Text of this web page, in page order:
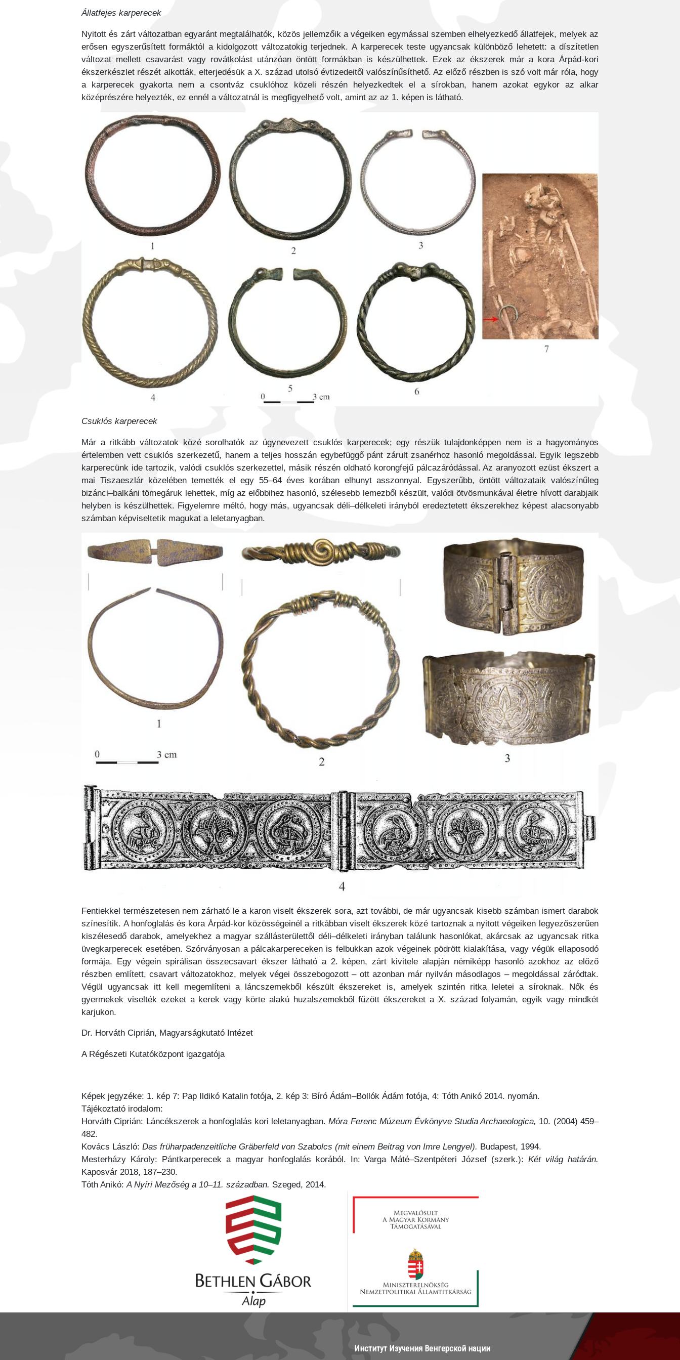
Állatfejes karperecek
Nyitott és zárt változatban egyaránt megtalálhatók, közös jellemzőik a végeiken egymással szemben elhelyezkedő állatfejek, melyek az
erősen egyszerűsített formáktól a kidolgozott változatokig terjednek. A karperecek teste ugyancsak különböző lehetett: a díszítetlen
változat mellett csavarást vagy rovátkolást utánzóan öntött formákban is készülhettek. Ezek az ékszerek már a kora Árpád-kori
ékszerkészlet részét alkották, elterjedésük a X. század utolsó évtizedeitől valószínűsíthető. Az előző részben is szó volt már róla, hogy
a karperecek gyakorta nem a csontváz csuklóhoz közeli részén helyezkedtek el a sírokban, hanem azokat egykor az alkar
középrészére helyezték, ez ennél a változatnál is megfigyelhető volt, amint az az 1. képen is látható.
Csuklós karperecek
Már a ritkább változatok közé sorolhatók az úgynevezett csuklós karperecek; egy részük tulajdonképpen nem is a hagyományos
értelemben vett csuklós szerkezetű, hanem a teljes hosszán egybefüggő pánt zárult zsanérhoz hasonló megoldással. Egyik legszebb
karperecünk ide tartozik, valódi csuklós szerkezettel, másik részén oldható korongfejű pálcazáródással. Az aranyozott ezüst ékszert a
mai Tiszaeszlár közelében temették el egy 55–64 éves korában elhunyt asszonnyal. Egyszerűbb, öntött változataik valószínűleg
bizánci–balkáni tömegáruk lehettek, míg az előbbihez hasonló, szélesebb lemezből készült, valódi ötvösmunkával életre hívott darabjaik
helyben is készülhettek. Figyelemre méltó, hogy más, ugyancsak déli–délkeleti irányból eredeztetett ékszerekhez képest alacsonyabb
számban képviseltetik magukat a leletanyagban.
Fentiekkel természetesen nem zárható le a karon viselt ékszerek sora, azt további, de már ugyancsak kisebb számban ismert darabok
színesítik. A honfoglalás és kora Árpád-kor közösségeinél a ritkábban viselt ékszerek közé tartoznak a nyitott végeiken legyezőszerűen
kiszélesedő darabok, amelyekhez a magyar szállásterülettől déli–délkeleti irányban találunk hasonlókat, akárcsak az ugyancsak ritka
üvegkarperecek esetében. Szórványosan a pálcakarpereceken is felbukkan azok végeinek pödrött kialakítása, vagy végük ellaposodó
formája. Egy végein spirálisan összecsavart ékszer látható a 2. képen, zárt kivitele alapján némiképp hasonló azokhoz az előző
részben említett, csavart változatokhoz, melyek végei összebogozott – ott azonban már nyilván másodlagos – megoldással záródtak.
Végül ugyancsak itt kell megemlíteni a láncszemekből készült ékszereket is, amelyek szintén ritka leletei a síroknak. Nők és
gyermekek viselték ezeket a kerek vagy körte alakú huzalszemekből fűzött ékszereket a X. század folyamán, egyik vagy mindkét
karjukon.
Dr. Horváth Ciprián, Magyarságkutató Intézet
A Régészeti Kutatóközpont igazgatója
Képek jegyzéke: 1. kép 7: Pap Ildikó Katalin fotója, 2. kép 3: Bíró Ádám–Bollók Ádám fotója, 4: Tóth Anikó 2014. nyomán.
Tájékoztató irodalom:
Horváth Ciprián: Láncékszerek a honfoglalás kori leletanyagban.Móra Ferenc Múzeum Évkönyve Studia Archaeologica, 10. (2004) 459–
482.
Kovács László:Das früharpadenzeitliche Gräberfeld von Szabolcs (mit einem Beitrag von Imre Lengyel). Budapest, 1994.
Mesterházy Károly: Pántkarperecek a magyar honfoglalás korából. In: Varga Máté–Szentpéteri József (szerk.): Két világ határán.
Kaposvár 2018, 187–230.
Tóth Anikó:A Nyíri Mezőség a 10–11. században. Szeged, 2014.
Институт Изучения Венгерской нации